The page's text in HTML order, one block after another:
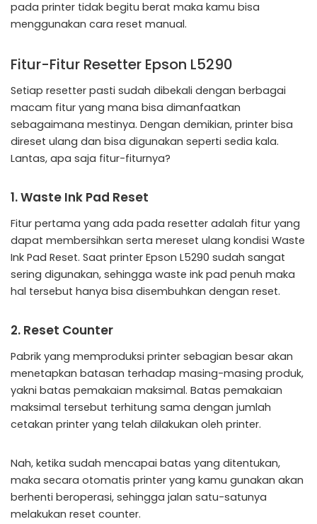
pada printer tidak begitu berat maka kamu bisa
menggunakan cara reset manual.
Fitur-Fitur Resetter Epson L5290
Setiap resetter pasti sudah dibekali dengan berbagai
macam fitur yang mana bisa dimanfaatkan
sebagaimana mestinya. Dengan demikian, printer bisa
direset ulang dan bisa digunakan seperti sedia kala.
Lantas, apa saja fitur-fiturnya?
1. Waste Ink Pad Reset
Fitur pertama yang ada pada resetter adalah fitur yang
dapat membersihkan serta mereset ulang kondisi Waste
Ink Pad Reset. Saat printer Epson L5290 sudah sangat
sering digunakan, sehingga waste ink pad penuh maka
hal tersebut hanya bisa disembuhkan dengan reset.
2. Reset Counter
Pabrik yang memproduksi printer sebagian besar akan
menetapkan batasan terhadap masing-masing produk,
yakni batas pemakaian maksimal. Batas pemakaian
maksimal tersebut terhitung sama dengan jumlah
cetakan printer yang telah dilakukan oleh printer.
Nah, ketika sudah mencapai batas yang ditentukan,
maka secara otomatis printer yang kamu gunakan akan
berhenti beroperasi, sehingga jalan satu-satunya
melakukan reset counter.